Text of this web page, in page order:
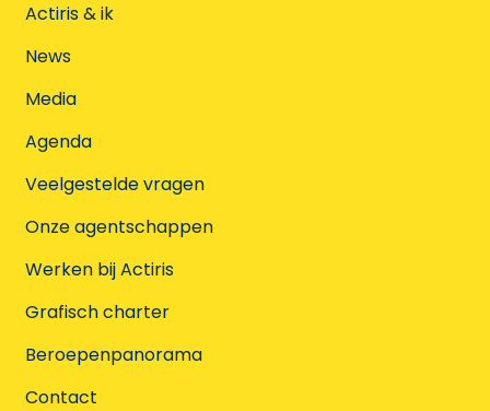
Actiris & ik
News
Media
Agenda
Veelgestelde vragen
Onze agentschappen
Werken bij Actiris
Grafisch charter
Beroepenpanorama
Contact